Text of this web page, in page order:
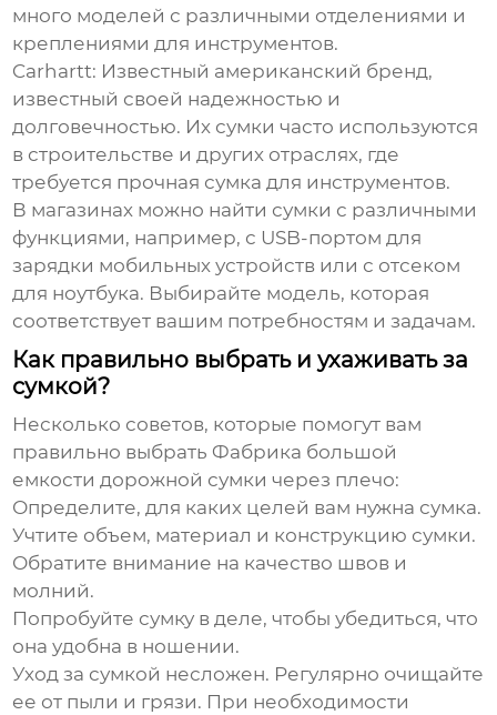
много моделей с различными отделениями и
креплениями для инструментов.
Carhartt: Известный американский бренд,
известный своей надежностью и
долговечностью. Их сумки часто используются
в строительстве и других отраслях, где
требуется прочная сумка для инструментов.
В магазинах можно найти сумки с различными
функциями, например, с USB-портом для
зарядки мобильных устройств или с отсеком
для ноутбука. Выбирайте модель, которая
соответствует вашим потребностям и задачам.
Как правильно выбрать и ухаживать за
сумкой?
Несколько советов, которые помогут вам
правильно выбрать Фабрика большой
емкости дорожной сумки через плечо:
Определите, для каких целей вам нужна сумка.
Учтите объем, материал и конструкцию сумки.
Обратите внимание на качество швов и
молний.
Попробуйте сумку в деле, чтобы убедиться, что
она удобна в ношении.
Уход за сумкой несложен. Регулярно очищайте
ее от пыли и грязи. При необходимости